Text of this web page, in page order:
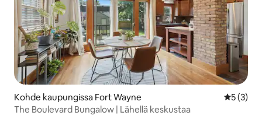
Kohde kaupungissa Fort Wayne
5 (3)
The Boulevard Bungalow | Lähellä keskustaa